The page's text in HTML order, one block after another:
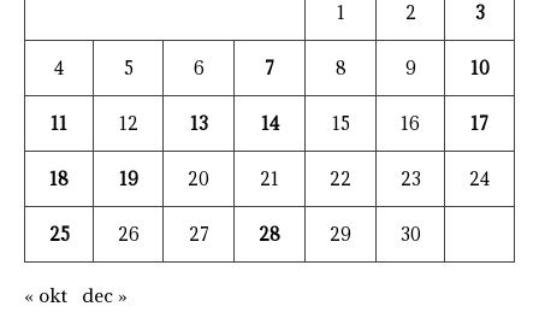
1 2 3
4 5 6 7 8 9 10
11 12 13 14 15 16 17
18 19 20 21 22 23 24
25 26 27 28 29 30
« okt dec »